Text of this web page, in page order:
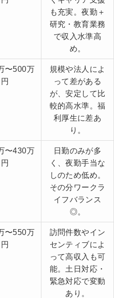
も充実。夜勤＋
研究・教育業務
で収入水準高
め。
〜500万
円
規模や法人によ
って差がある
が、安定して比
較的高水準。福
利厚生に差あ
り。
〜430万
円
日勤のみが多
く、夜勤手当な
しのため低め。
その分ワークラ
イフバランス
◎。
〜550万
円
訪問件数やイン
センティブによ
って高収入も可
能。土日対応・
緊急対応で変動
あり。